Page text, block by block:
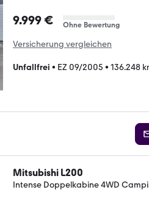
9.999 € Ohne Bewertung
Versicherung vergleichen
Unfallfrei • EZ 09/2005 • 136.248
Mitsubishi L200
Intense Doppelkabine 4WD